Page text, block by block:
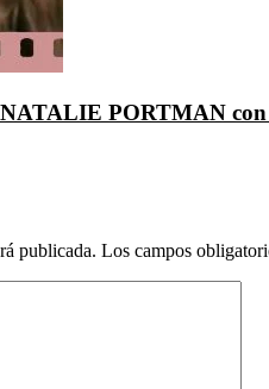
PORTMAN con
publicada. Los campos